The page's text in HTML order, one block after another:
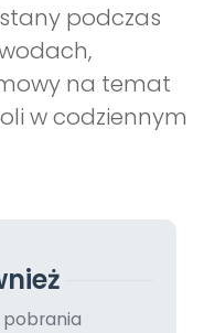
podczas
na temat
w codziennym